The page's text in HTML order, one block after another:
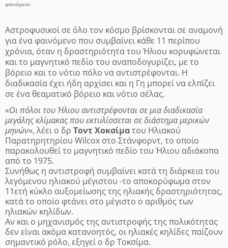
φαινόμενο.
Αστροφυσικοί σε όλο τον κόσμο βρίσκονται σε αναμονή
για ένα φαινόμενο που συμβαίνει κάθε 11 περίπου
χρόνια, όταν η δραστηριότητα του Ήλιου κορυφώνεται
και το μαγνητικό πεδίο του αναποδογυρίζει, με το
βόρειο και το νότιο πόλο να αντιστρέφονται. Η
διαδικασία έχει ήδη αρχίσει και η Γη μπορεί να ελπίζει
σε ένα θεαματικό βόρειο και νότιο σέλας.
«Οι πόλοι του Ήλιου αντιστρέφονται σε μια διαδικασία
μεγάλης κλίμακας που εκτυλίσσεται σε διάστημα μερικών
μηνών», λέει ο δρ Τοντ Χοκσίματου Ηλιακού
Παρατηρητηρίου Wilcox στο Στάνφορντ, το οποίο
παρακολουθεί το μαγνητικό πεδίο του Ήλιου αδιάκοπα
από το 1975.
Συνήθως η αντιστροφή συμβαίνει κατά τη διάρκεια του
λεγόμενου ηλιακού μέγιστου -το αποκορύφωμα στον
11ετή κύκλο αυξομείωσης της ηλιακής δραστηριότητας,
κατά το οποίο φτάνει στο μέγιστο ο αριθμός των
ηλιακών κηλίδων.
Αν και ο μηχανισμός της αντιστροφής της πολικότητας
δεν είναι ακόμα κατανοητός, οι ηλιακές κηλίδες παίζουν
σημαντικό ρόλο, εξηγεί ο δρ Τοκσίμα.